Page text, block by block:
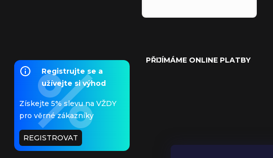
Registrujte se a
užívejte si výhod
Získejte 5% slevu na VŽDY
pro věrné zákazníky
REGISTROVAT
PŘIJÍMÁME ONLINE PLATBY